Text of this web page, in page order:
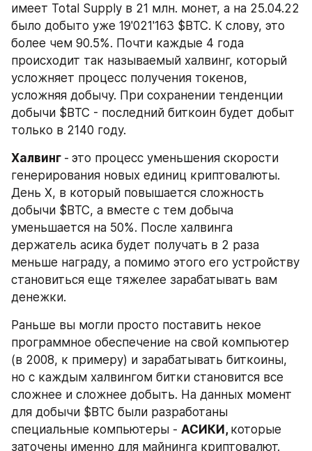
имеет Total Supply в 21 млн. монет, а на 25.04.22
было добыто уже 19'021'163 $BTC. К слову, это
более чем 90.5%. Почти каждые 4 года
происходит так называемый халвинг, который
усложняет процесс получения токенов,
усложняя добычу. При сохранении тенденции
добычи $BTC - последний биткоин будет добыт
только в 2140 году.
Халвинг - это процесс уменьшения скорости
генерирования новых единиц криптовалюты.
День Х, в который повышается сложность
добычи $BTC, а вместе с тем добыча
уменьшается на 50%. После халвинга
держатель асика будет получать в 2 раза
меньше награду, а помимо этого его устройству
становиться еще тяжелее зарабатывать вам
денежки.
Раньше вы могли просто поставить некое
программное обеспечение на свой компьютер
(в 2008, к примеру) и зарабатывать биткоины,
но с каждым халвингом битки становится все
сложнее и сложнее добыть. На данных момент
для добычи $BTC были разработаны
специальные компьютеры - АСИКИ, которые
заточены именно для майнинга криптовалют.